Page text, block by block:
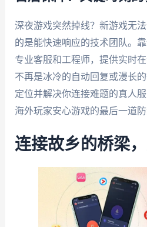
深夜游戏突然掉线？新游戏无
的是能快速响应的技术团队。
专业客服和工程师，提供实时
不再是冰冷的自动回复或漫长
定位并解决你连接难题的真人
海外玩家安心游戏的最后一道防
连接故乡的桥梁